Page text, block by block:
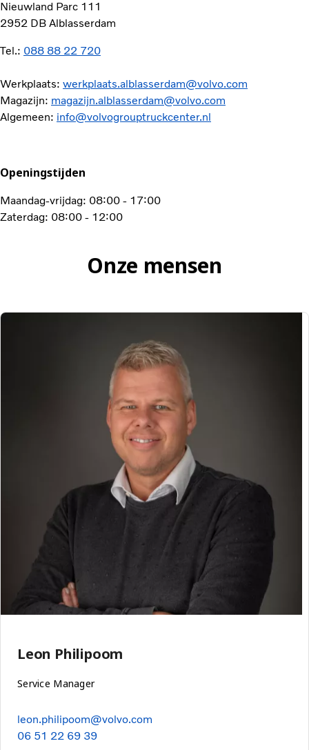
Nieuwland Parc 111
2952 DB Alblasserdam
Tel.: 088 88 22 720
Werkplaats: werkplaats.alblasserdam@volvo.com
Magazijn: magazijn.alblasserdam@volvo.com
Algemeen: info@volvogrouptruckcenter.nl
Openingstijden
Maandag-vrijdag: 08:00 - 17:00
Zaterdag: 08:00 - 12:00
Onze mensen
Leon Philipoom
Service Manager
leon.philipoom@volvo.com
06 51 22 69 39